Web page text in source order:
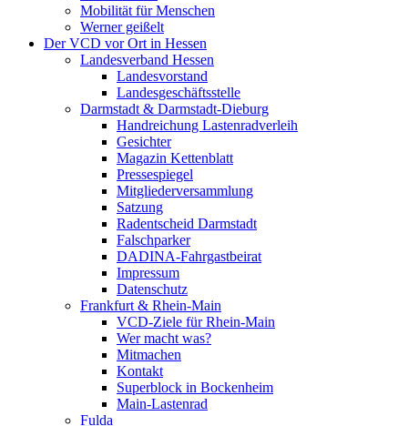
Mobilität für Menschen
Werner geißelt
Der VCD vor Ort in Hessen
Landesverband Hessen
Landesvorstand
Landesgeschäftsstelle
Darmstadt & Darmstadt-Dieburg
Handreichung Lastenradverleih
Gesichter
Magazin Kettenblatt
Pressespiegel
Mitgliederversammlung
Satzung
Radentscheid Darmstadt
Falschparker
DADINA-Fahrgastbeirat
Impressum
Datenschutz
Frankfurt & Rhein-Main
VCD-Ziele für Rhein-Main
Wer macht was?
Mitmachen
Kontakt
Superblock in Bockenheim
Main-Lastenrad
Fulda